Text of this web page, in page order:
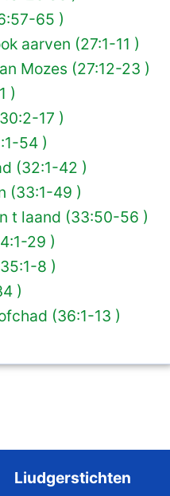
65 )
aarven (27:1-11 )
Mozes (27:12-23 )
)
17 )
54 )
(32:1-42 )
(33:1-49 )
t laand (33:50-56 )
29 )
8 )
)
(36:1-13 )
Liudgerstichten